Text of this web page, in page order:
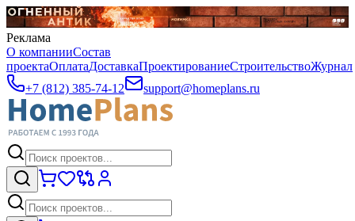
Реклама
О компанииСостав
проектаОплатаДоставкаПроектированиеСтроительствоЖурнал
+7 (812) 385-74-12
support@homeplans.ru